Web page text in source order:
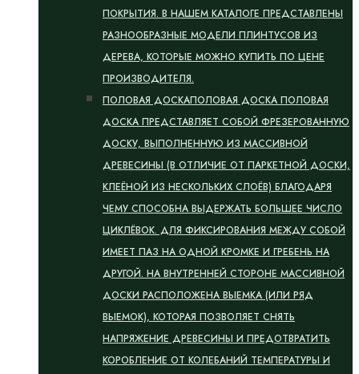
ПОКРЫТИЯ. В НАШЕМ КАТАЛОГЕ ПРЕДСТАВЛЕНЫ
РАЗНООБРАЗНЫЕ МОДЕЛИ ПЛИНТУСОВ ИЗ
ДЕРЕВА, КОТОРЫЕ МОЖНО КУПИТЬ ПО ЦЕНЕ
ПРОИЗВОДИТЕЛЯ.
ПОЛОВАЯ ДОСКАПОЛОВАЯ ДОСКА ПОЛОВАЯ
ДОСКА ПРЕДСТАВЛЯЕТ СОБОЙ ФРЕЗЕРОВАННУЮ
ДОСКУ, ВЫПОЛНЕННУЮ ИЗ МАССИВНОЙ
ДРЕВЕСИНЫ (В ОТЛИЧИЕ ОТ ПАРКЕТНОЙ ДОСКИ,
КЛЕЁНОЙ ИЗ НЕСКОЛЬКИХ СЛОЁВ) БЛАГОДАРЯ
ЧЕМУ СПОСОБНА ВЫДЕРЖАТЬ БОЛЬШЕЕ ЧИСЛО
ЦИКЛЁВОК. ДЛЯ ФИКСИРОВАНИЯ МЕЖДУ СОБОЙ
ИМЕЕТ ПАЗ НА ОДНОЙ КРОМКЕ И ГРЕБЕНЬ НА
ДРУГОЙ. НА ВНУТРЕННЕЙ СТОРОНЕ МАССИВНОЙ
ДОСКИ РАСПОЛОЖЕНА ВЫЕМКА (ИЛИ РЯД
ВЫЕМОК), КОТОРАЯ ПОЗВОЛЯЕТ СНЯТЬ
НАПРЯЖЕНИЕ ДРЕВЕСИНЫ И ПРЕДОТВРАТИТЬ
КОРОБЛЕНИЕ ОТ КОЛЕБАНИЙ ТЕМПЕРАТУРЫ И